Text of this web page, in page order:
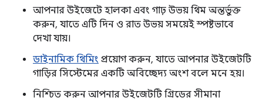
আপনার উইজেটে হালকা এবং গাঢ় উভয় থিম অন্তর্ভুক্ত
করুন, যাতে এটি দিন ও রাত উভয় সময়েই স্পষ্টভাবে
দেখা যায়।
ডাইনামিক থিমিং প্রয়োগ করুন, যাতে আপনার উইজেটটি
গাড়ির সিস্টেমের একটি অবিচ্ছেদ্য অংশ বলে মনে হয়।
নিশ্চিত করুন আপনার উইজেটটি গ্রিডের সীমানা